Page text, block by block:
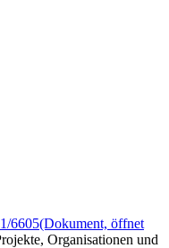
6605(Dokument, öffnet
Organisationen und